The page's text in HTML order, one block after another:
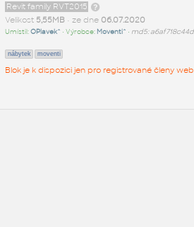
Revit family RVT2015
Velikost 5,55MB• ze dne 06.07.2020
Umístil:OPlavek^ • Výrobce: Moventi^ • md5:
nábytek moventi
Blok je k dispozici jen pro registrované členy